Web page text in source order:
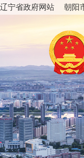
辽宁省政府网站 朝阳